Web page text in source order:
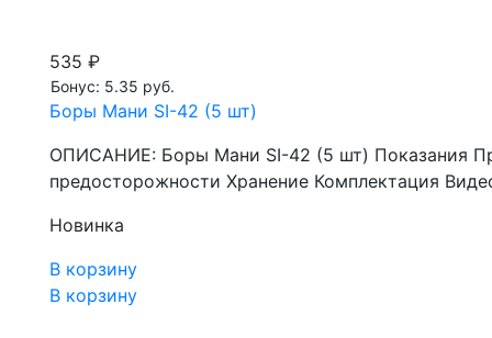
535 ₽
Бонус: 5.35 руб.
Боры Мани SI-42 (5 шт)
ОПИСАНИЕ: Боры Мани SI-42 (5 шт) Показания
предосторожности Хранение Комплектация
Новинка
В корзину
В корзину